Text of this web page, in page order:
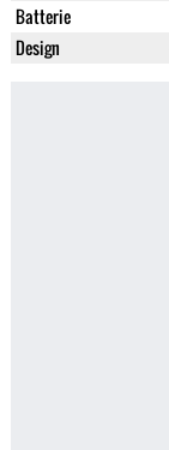
Batterie
Design